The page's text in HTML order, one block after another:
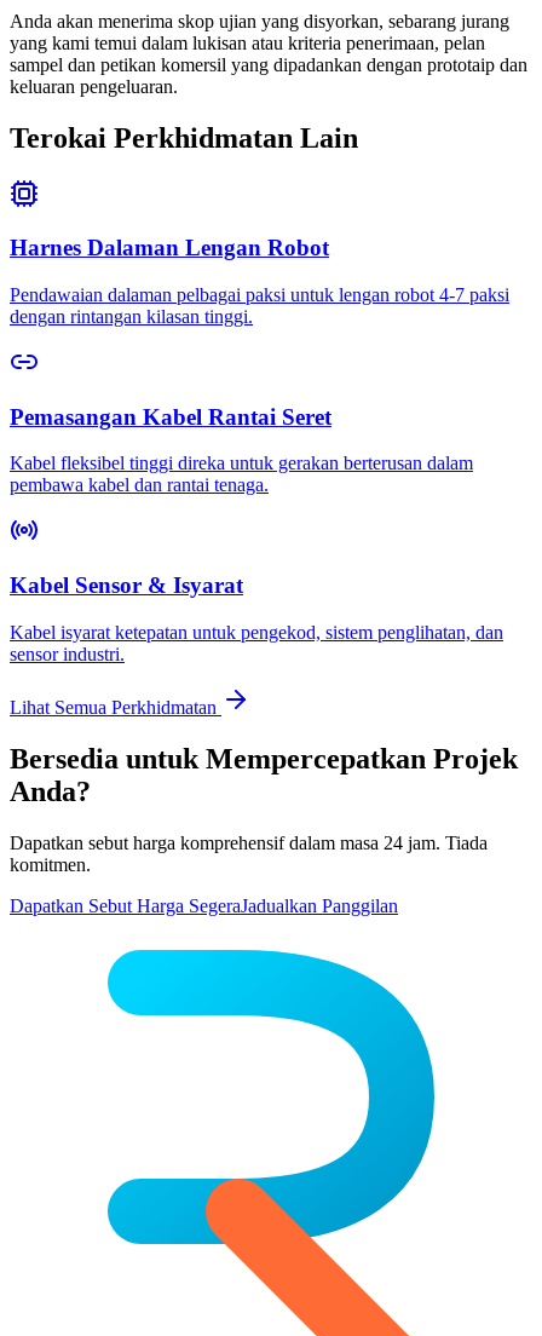
Anda akan menerima skop ujian yang disyorkan, sebarang jurang
yang kami temui dalam lukisan atau kriteria penerimaan, pelan
sampel dan petikan komersil yang dipadankan dengan prototaip dan
keluaran pengeluaran.
Terokai Perkhidmatan Lain
Harnes Dalaman Lengan Robot
Pendawaian dalaman pelbagai paksi untuk lengan robot 4-7 paksi
dengan rintangan kilasan tinggi.
Pemasangan Kabel Rantai Seret
Kabel fleksibel tinggi direka untuk gerakan berterusan dalam
pembawa kabel dan rantai tenaga.
Kabel Sensor & Isyarat
Kabel isyarat ketepatan untuk pengekod, sistem penglihatan, dan
sensor industri.
Lihat Semua Perkhidmatan
Bersedia untuk Mempercepatkan Projek
Anda?
Dapatkan sebut harga komprehensif dalam masa 24 jam. Tiada
komitmen.
Dapatkan Sebut Harga SegeraJadualkan Panggilan